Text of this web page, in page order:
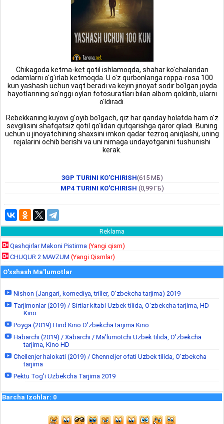
Chikagoda ketma-ket qotil ishlamoqda, shahar ko'chalaridan
odamlarni o'g'irlab ketmoqda. U o'z qurbonlariga roppa-rosa 100
kun yashash uchun vaqt beradi va keyin jinoyat sodir bo'lgan joyda
hayotlarining so'nggi oylari fotosuratlari bilan albom qoldirib, ularni
o'ldiradi.
Rebekkaning kuyovi g'oyib bo'lgach, qiz har qanday holatda ham o'z
sevgilisini shafqatsiz qotil qo'lidan qutqarishga qaror qiladi. Buning
uchun u jinoyatchining shaxsini imkon qadar tezroq aniqlashi, uning
rejalarini ochib berishi va uni nimaga undayotganini tushunishi
kerak.
3GP TURINI KO'CHIRISH(615 МБ)
MP4 TURINI KO'CHIRISH (0,99 ГБ)
Reklama
Qashqirlar Makoni Pistirma (Yangi qism)
CHUQUR 2 MAVZUM (Yangi Qismlar)
O'xshash Ma'lumotlar
Nishon (Jangari, komediya, triller, O'zbekcha tarjima) 2019
Tarjimonlar (2019) / Sirtlar kitabi Uzbek tilida, O'zbekcha tarjima, HD
Kino
Poyga (2019) Hind Kino O'zbekcha tarjima Kino
Habarchi (2019) / Xabarchi / Ma'lumotchi Uzbek tilida, O'zbekcha
tarjima, Kino HD
Chellenjer halokati (2019) / Chenneljer ofati Uzbek tilida, O'zbekcha
tarjima
Pektu Tog'i Uzbekcha Tarjima 2019
Barcha Izohlar: 0